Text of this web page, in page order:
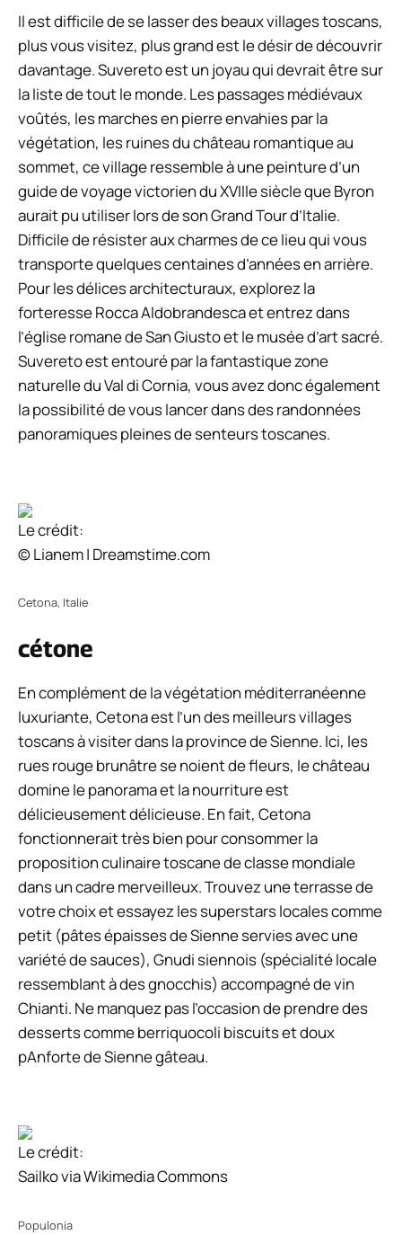
Il est difficile de se lasser des beaux villages toscans,
plus vous visitez, plus grand est le désir de découvrir
davantage. Suvereto est un joyau qui devrait être sur
la liste de tout le monde. Les passages médiévaux
voûtés, les marches en pierre envahies par la
végétation, les ruines du château romantique au
sommet, ce village ressemble à une peinture d’un
guide de voyage victorien du XVIIIe siècle que Byron
aurait pu utiliser lors de son Grand Tour d’Italie.
Difficile de résister aux charmes de ce lieu qui vous
transporte quelques centaines d’années en arrière.
Pour les délices architecturaux, explorez la
forteresse Rocca Aldobrandesca et entrez dans
l’église romane de San Giusto et le musée d’art sacré.
Suvereto est entouré par la fantastique zone
naturelle du Val di Cornia, vous avez donc également
la possibilité de vous lancer dans des randonnées
panoramiques pleines de senteurs toscanes.
Le crédit:
© Lianem | Dreamstime.com
Cetona, Italie
cétone
En complément de la végétation méditerranéenne
luxuriante, Cetona est l’un des meilleurs villages
toscans à visiter dans la province de Sienne. Ici, les
rues rouge brunâtre se noient de fleurs, le château
domine le panorama et la nourriture est
délicieusement délicieuse. En fait, Cetona
fonctionnerait très bien pour consommer la
proposition culinaire toscane de classe mondiale
dans un cadre merveilleux. Trouvez une terrasse de
votre choix et essayez les superstars locales comme
petit (pâtes épaisses de Sienne servies avec une
variété de sauces), Gnudi siennois (spécialité locale
ressemblant à des gnocchis) accompagné de vin
Chianti. Ne manquez pas l’occasion de prendre des
desserts commeberriquocoli biscuits et doux
pAnforte de Siennegâteau.
Le crédit:
Sailko via Wikimedia Commons
Populonia